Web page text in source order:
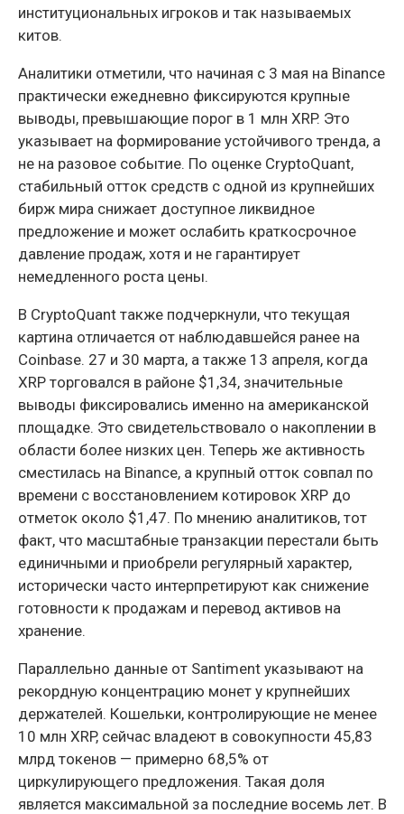
институциональных игроков и так называемых
китов.
Аналитики отметили, что начиная с 3 мая на Binance
практически ежедневно фиксируются крупные
выводы, превышающие порог в 1 млн XRP. Это
указывает на формирование устойчивого тренда, а
не на разовое событие. По оценке CryptoQuant,
стабильный отток средств с одной из крупнейших
бирж мира снижает доступное ликвидное
предложение и может ослабить краткосрочное
давление продаж, хотя и не гарантирует
немедленного роста цены.
В CryptoQuant также подчеркнули, что текущая
картина отличается от наблюдавшейся ранее на
Coinbase. 27 и 30 марта, а также 13 апреля, когда
XRP торговался в районе $1,34, значительные
выводы фиксировались именно на американской
площадке. Это свидетельствовало о накоплении в
области более низких цен. Теперь же активность
сместилась на Binance, а крупный отток совпал по
времени с восстановлением котировок XRP до
отметок около $1,47. По мнению аналитиков, тот
факт, что масштабные транзакции перестали быть
единичными и приобрели регулярный характер,
исторически часто интерпретируют как снижение
готовности к продажам и перевод активов на
хранение.
Параллельно данные от Santiment указывают на
рекордную концентрацию монет у крупнейших
держателей. Кошельки, контролирующие не менее
10 млн XRP, сейчас владеют в совокупности 45,83
млрд токенов — примерно 68,5% от
циркулирующего предложения. Такая доля
является максимальной за последние восемь лет. В